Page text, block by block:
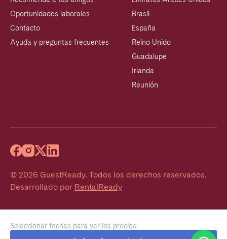
Seleccionar fechas para ver los precios
Oportunidades laborales
Contacto
Ayuda y preguntas frecuentes
Brasil
España
Reino Unido
Guadalupe
Irlanda
Reunión
© 2026 GuestReady. Todos los derechos reservados.
Desarrollado por RentalReady
Welcome!